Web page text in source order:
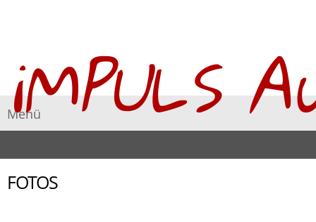
iMPULS
Menü
FOTOS